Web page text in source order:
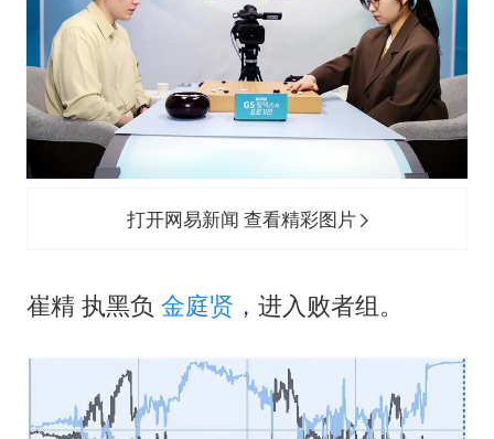
粉笔教育发布“自曝式”公开信
OpenAI为免费用户升级GPT-5.6 Luna
如何把百年大党建设得更加坚强有力？
打开网易新闻 查看精彩图片
崔精 执黑负 金庭贤 ，进入败者组。